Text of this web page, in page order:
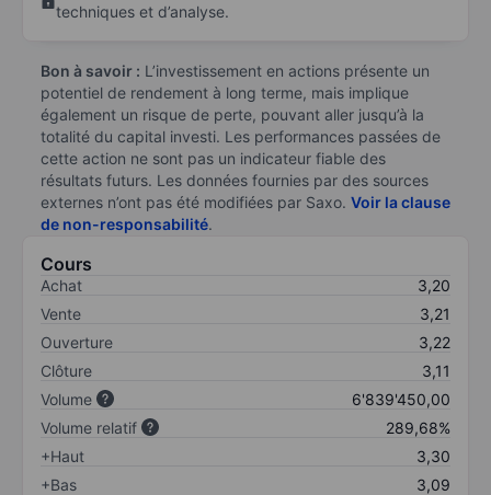
techniques et d’analyse.
Bon à savoir : L’investissement en actions présente un
potentiel de rendement à long terme, mais implique
également un risque de perte, pouvant aller jusqu’à la
totalité du capital investi. Les performances passées de
cette action ne sont pas un indicateur fiable des
résultats futurs. Les données fournies par des sources
externes n’ont pas été modifiées par Saxo. Voir la clause
de non-responsabilité.
Cours
Achat
3,20
Vente
3,21
Ouverture
3,22
Clôture
3,11
Volume
6'839'450,00
Volume relatif
289,68%
+Haut
3,30
+Bas
3,09